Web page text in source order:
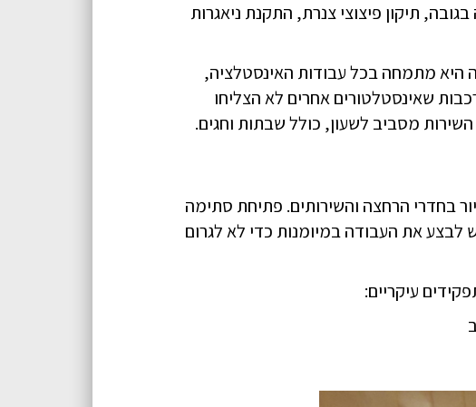
תיקון פיצוצי צנרת, התקנת ניאגרות
מ-30 שנות קיומה, כחברה מובילה היא מתמחה בכל עבודות האינסטלציה,
שאינסטלטורים אחרים לא הצליחו
בחדרי הרחצה והשירותים. פתיחת סתימה
את העבודה במיומנות כדי לא לגרום
עיקריים: